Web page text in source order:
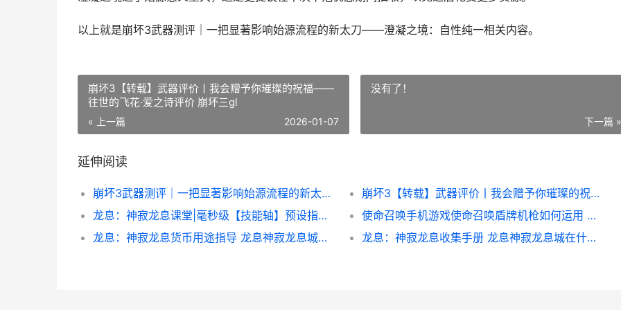
以上就是崩坏3武器测评｜一把显著影响始源流程的新太刀——澄凝之境：自性纯一相关内容。
崩坏3【转载】武器评价丨我会赠予你璀璨的祝福——
往世的飞花·爱之诗评价 崩坏三gl
« 上一篇 2026-01-07
没有了！
下一篇 »
延伸阅读
崩坏3武器测评｜一把显著影响始源流程的新太刀——澄凝之境：自性纯一 崩坏3武器介绍
崩坏3【转载】武器评价丨我会赠予你璀璨的祝福——往世的飞花·爱之诗评价 崩坏三gl
龙息：神寂龙息课堂|毫秒级【技能轴】预设指导 龙息神寂龙息城怎么去
使命召唤手机游戏使命召唤盾牌机枪如何运用 手游 使命召唤
龙息：神寂龙息货币用途指导 龙息神寂龙息城的畅饮比赛举办了多少届
龙息：神寂龙息收集手册 龙息神寂龙息城在什么位置